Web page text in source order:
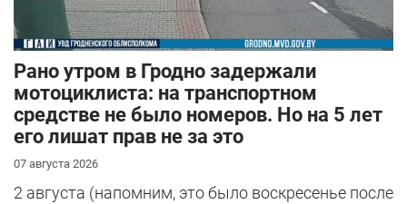
Рано утром в Гродно задержали
мотоциклиста: на транспортном
средстве не было номеров. Но на 5 лет
его лишат прав не за это
07 августа 2026
2 августа (напомним, это было воскресенье после